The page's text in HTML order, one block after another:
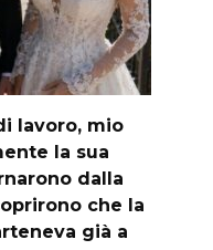
lavoro, mio
la sua
dalla
che la
già a